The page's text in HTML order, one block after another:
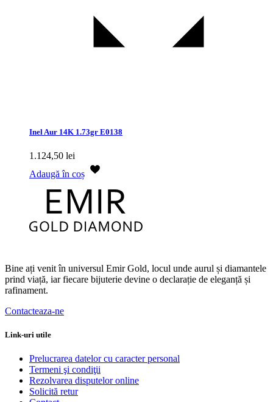
Inel Aur 14K 1.73gr E0138
1.124,50 lei
Adaugă în coș
Bine ați venit în universul Emir Gold, locul unde aurul și diamantele
prind viață, iar fiecare bijuterie devine o declarație de eleganță și
rafinament.
Contacteaza-ne
Link-uri utile
Prelucrarea datelor cu caracter personal
Termeni şi condiţii
Rezolvarea disputelor online
Solicită retur